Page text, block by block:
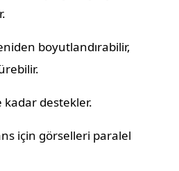
boyutlandırabilir,
kadar destekler.
için görselleri paralel